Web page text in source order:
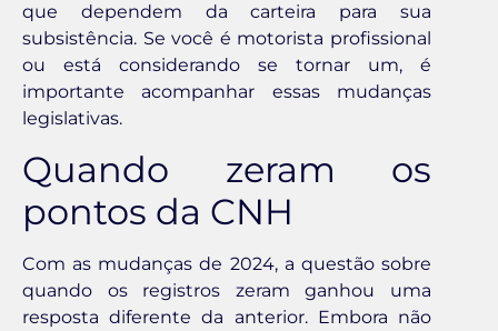
que dependem da carteira para sua
subsistência. Se você é motorista profissional
ou está considerando se tornar um, é
importante acompanhar essas mudanças
legislativas.
Quando zeram os
pontos da CNH
Com as mudanças de 2024, a questão sobre
quando os registros zeram ganhou uma
resposta diferente da anterior. Embora não